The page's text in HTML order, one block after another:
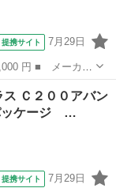
提携サイト 7月29日
セダン ■ グレー
ージ 後期・認定
ス Ｃ２００アバン
ッケージ …
提携サイト 7月29日